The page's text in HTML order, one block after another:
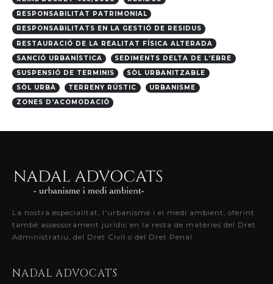
RESPONSABILITAT PATRIMONIAL
RESPONSABILITATS EN LA GESTIÓ DE RESIDUS
RESTAURACIÓ DE LA REALITAT FÍSICA ALTERADA
SANCIÓ URBANÍSTICA
SEDIMENTS DELTA DE L'EBRE
SUSPENSIÓ DE TERMINIS
SÒL URBANITZABLE
SÒL URBÀ
TERRENY RÚSTIC
URBANISME
ZONES D'ACOMODACIÓ
La nostra especialitat, l'urbanisme i el medi ambient, oferint
també assessorament jurídic en la resta de matèries del Dret
Administratiu, del Dret Civil o del Dret Penal.
NADAL ADVOCATS